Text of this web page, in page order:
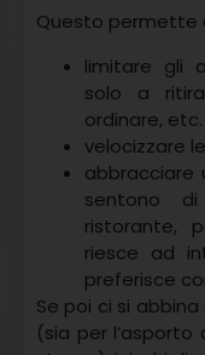
Questo permette
limitare gli
solo a
ordinare, etc.
velocizzare
abbracciare
sentono
ristorante,
riesce ad
preferisce
Se poi ci si
(sia per